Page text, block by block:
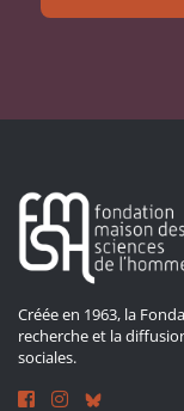
Créée en 1963, la
recherche et la
sociales.